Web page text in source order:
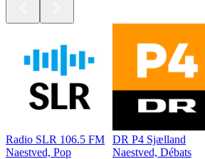
Radio SLR 106.5 FM
Naestved, Pop
DR P4 Sjælland
Naestved, Débats